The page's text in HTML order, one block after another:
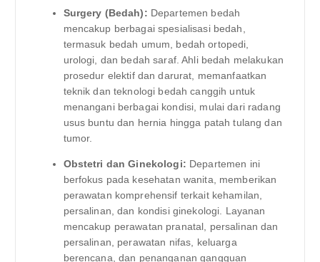
Surgery (Bedah): Departemen bedah
mencakup berbagai spesialisasi bedah,
termasuk bedah umum, bedah ortopedi,
urologi, dan bedah saraf. Ahli bedah melakukan
prosedur elektif dan darurat, memanfaatkan
teknik dan teknologi bedah canggih untuk
menangani berbagai kondisi, mulai dari radang
usus buntu dan hernia hingga patah tulang dan
tumor.
Obstetri dan Ginekologi: Departemen ini
berfokus pada kesehatan wanita, memberikan
perawatan komprehensif terkait kehamilan,
persalinan, dan kondisi ginekologi. Layanan
mencakup perawatan pranatal, persalinan dan
persalinan, perawatan nifas, keluarga
berencana, dan penanganan gangguan